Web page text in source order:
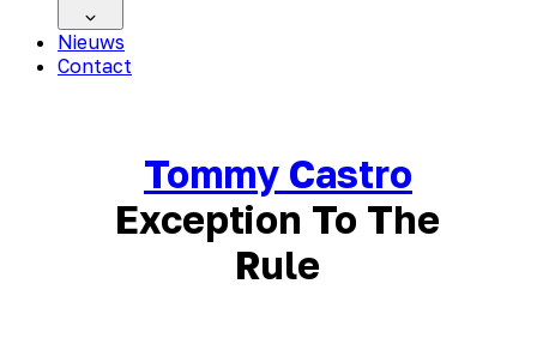
Nieuws
Contact
Tommy Castro
Exception To The
Rule